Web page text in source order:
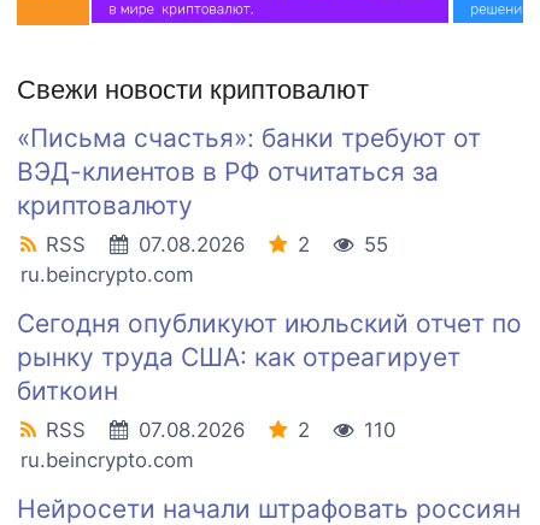
Свежи новости криптовалют
«Письма счастья»: банки требуют от
ВЭД-клиентов в РФ отчитаться за
криптовалюту
RSS 07.08.2026 2
55
ru.beincrypto.com
Сегодня опубликуют июльский отчет по
рынку труда США: как отреагирует
биткоин
RSS 07.08.2026 2
110
ru.beincrypto.com
Нейросети начали штрафовать россиян